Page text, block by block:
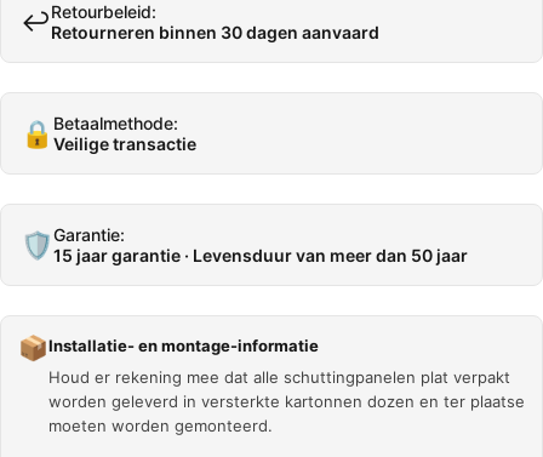
↩️Retourbeleid:
Retourneren binnen 30 dagen aanvaard
🔒 Betaalmethode:
Veilige transactie
🛡️Garantie:
15 jaar garantie · Levensduur van meer dan 50 jaar
📦Installatie- en montage-informatie
Houd er rekening mee dat alle schuttingpanelen plat verpakt
worden geleverd in versterkte kartonnen dozen en ter plaatse
moeten worden gemonteerd.